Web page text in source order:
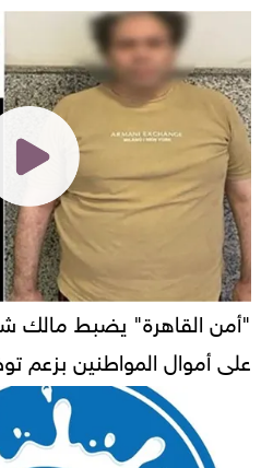
"أمن القاهرة" يضبط مالك
على أموال المواطنين بزعم